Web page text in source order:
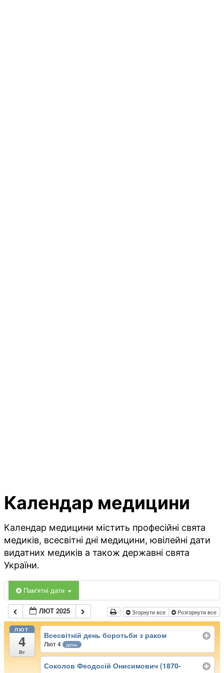
Календар медицини
Календар медицини містить професійні свята
медиків, всесвітні дні медицини, ювілейні дати
видатних медиків а також державні свята
України.
Пам'ятні дати
ЛЮТ 2025 Згорнути все Розгорнути все
ЛЮТ
4
Вт
Всесвітній день боротьби з раком
Лют 4 день
Соколов Феодосій Онисимович (1870-